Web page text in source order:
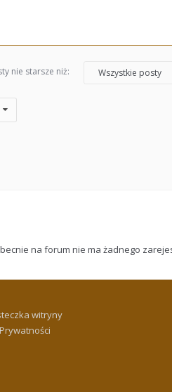
nie starsze niż: Wszystkie posty
na forum nie ma żadnego
witryny